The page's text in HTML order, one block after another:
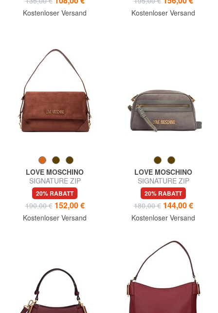
Kostenloser Versand Kostenloser Versand
LOVE MOSCHINO
SIGNATURE ZIP
Schultertasche, verstellbar
20% RABATT
190,00 € 152,00 €
Kostenloser Versand
LOVE MOSCHINO
SIGNATURE ZIP
Schultertasche, verstellbar
20% RABATT
180,00 € 144,00 €
Kostenloser Versand